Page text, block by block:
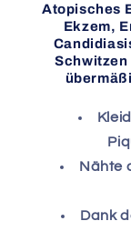
Atopisches
Ekzem,
Nähte
Dank